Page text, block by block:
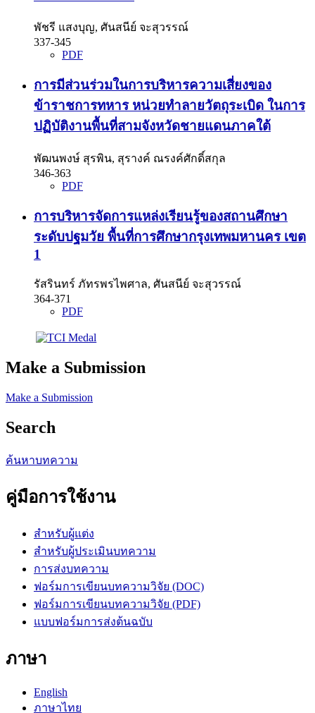
พัชรี แสงบุญ, ศันสนีย์ จะสุวรรณ์
337-345
PDF
การมีส่วนร่วมในการบริหารความเสี่ยงของ
ข้าราชการทหาร หน่วยทำลายวัตถุระเบิด ในการ
ปฏิบัติงานพื้นที่สามจังหวัดชายแดนภาคใต้
พัฒนพงษ์ สุรพิน, สุรางค์ ณรงค์ศักดิ์สกุล
346-363
PDF
การบริหารจัดการแหล่งเรียนรู้ของสถานศึกษา
ระดับปฐมวัย พื้นที่การศึกษากรุงเทพมหานคร เขต
1
รัสรินทร์ ภัทรพรไพศาล, ศันสนีย์ จะสุวรรณ์
364-371
PDF
Make a Submission
Make a Submission
Search
ค้นหาบทความ
คู่มือการใช้งาน
สำหรับผู้แต่ง
สำหรับผู้ประเมินบทความ
การส่งบทความ
ฟอร์มการเขียนบทความวิจัย (DOC)
ฟอร์มการเขียนบทความวิจัย (PDF)
แบบฟอร์มการส่งต้นฉบับ
ภาษา
English
ภาษาไทย